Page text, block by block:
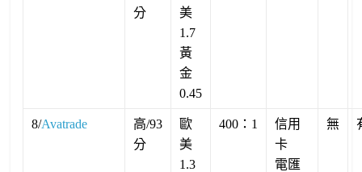
分
美
1.7
黃
金
0.45
8/Avatrade
高/93
分
歐
美
1.3
400：1
信用
卡
電匯
無